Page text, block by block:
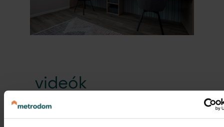
videók